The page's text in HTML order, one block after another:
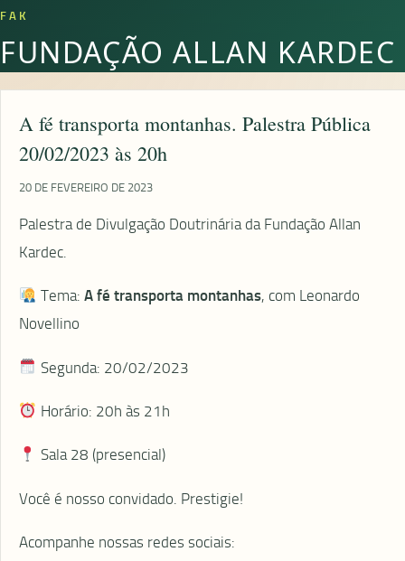
FAK
FUNDAÇÃO ALLAN KARDEC
A fé transporta montanhas. Palestra Pública
20/02/2023 às 20h
20 DE FEVEREIRO DE 2023
Palestra de Divulgação Doutrinária da Fundação Allan
Kardec.
Tema: A fé transporta montanhas, com Leonardo
Novellino
Segunda: 20/02/2023
Horário: 20h às 21h
Sala 28 (presencial)
Você é nosso convidado. Prestigie!
Acompanhe nossas redes sociais: